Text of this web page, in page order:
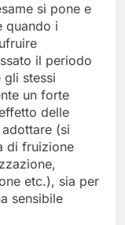
si pone e
quando i
il periodo
gli stessi
un forte
delle
(si
di fruizione
etc.), sia per
sensibile